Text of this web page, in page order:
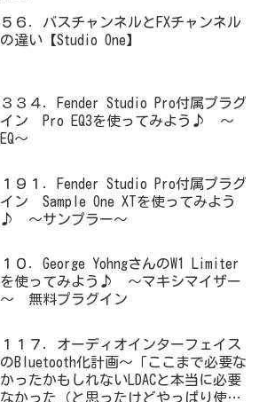
５６．バスチャンネルとFXチャンネル
の違い【Studio One】
３３４．Fender Studio Pro付属プラグ
イン Pro EQ3を使ってみよう♪ ～
EQ～
１９１．Fender Studio Pro付属プラグ
イン Sample One XTを使ってみよう
♪ ～サンプラー～
１０．George YohngさんのW1 Limiter
を使ってみよう♪ ～マキシマイザー
～ 無料プラグイン
１１７．オーディオインターフェイス
のBluetooth化計画～「ここまで必要な
かったかもしれないLDACと本当に必要
なかった（と思ったけどやっぱり使っ